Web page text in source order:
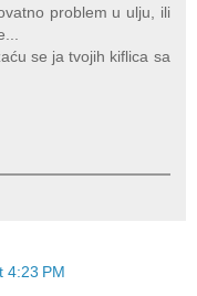
problem u ulju, ili
se ja tvojih kiflica sa
4:23 PM